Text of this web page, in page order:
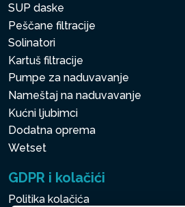
SUP daske
Peščane filtracije
Solinatori
Kartuš filtracije
Pumpe za naduvavanje
Nameštaj na naduvavanje
Kućni ljubimci
Dodatna oprema
Wetset
GDPR i kolačići
Politika kolačića